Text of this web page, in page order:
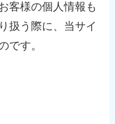
客様の個人情報も
扱う際に、当サイ
です。